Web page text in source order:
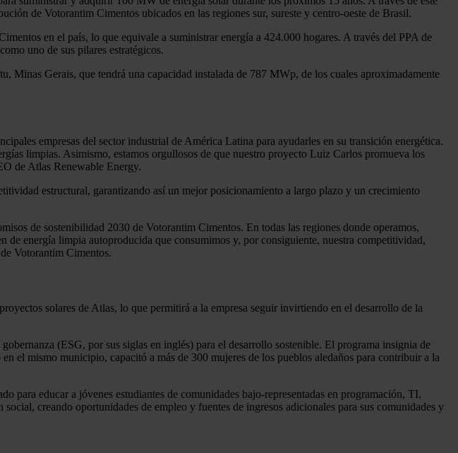
de Votorantim Cimentos ubicados en las regiones sur, sureste y centro-oeste de Brasil.
en el país, lo que equivale a suministrar energía a 424.000 hogares. A través del PPA de
uno de sus pilares estratégicos.
Gerais, que tendrá una capacidad instalada de 787 MWp, de los cuales aproximadamente
empresas del sector industrial de América Latina para ayudarles en su transición energética.
limpias. Asimismo, estamos orgullosos de que nuestro proyecto Luiz Carlos promueva los
de Atlas Renewable Energy.
estructural, garantizando así un mejor posicionamiento a largo plazo y un crecimiento
de sostenibilidad 2030 de Votorantim Cimentos. En todas las regiones donde operamos,
energía limpia autoproducida que consumimos y, por consiguiente, nuestra competitividad,
Votorantim Cimentos.
solares de Atlas, lo que permitirá a la empresa seguir invirtiendo en el desarrollo de la
(ESG, por sus siglas en inglés) para el desarrollo sostenible. El programa insignia de
el mismo municipio, capacitó a más de 300 mujeres de los pueblos aledaños para contribuir a la
para educar a jóvenes estudiantes de comunidades bajo-representadas en programación, TI,
creando oportunidades de empleo y fuentes de ingresos adicionales para sus comunidades y